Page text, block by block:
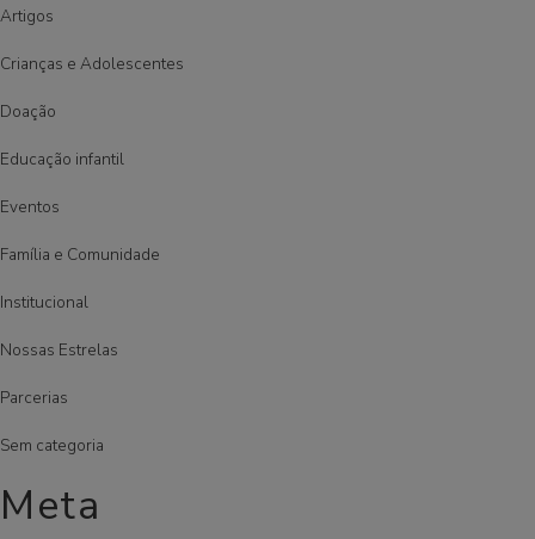
Artigos
Crianças e Adolescentes
Doação
Educação infantil
Eventos
Família e Comunidade
Institucional
Nossas Estrelas
Parcerias
Sem categoria
Meta